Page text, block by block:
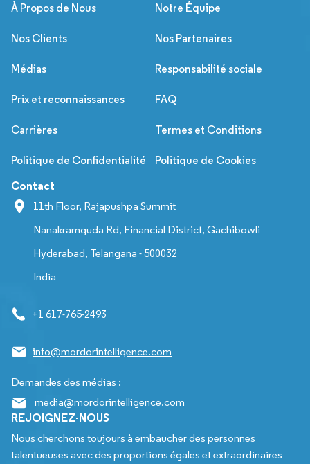
À Propos de Nous
Notre Équipe
Nos Clients Nos Partenaires
Médias Responsabilité sociale
Prix et reconnaissances FAQ
Carrières Termes et Conditions
Politique de Confidentialité Politique de Cookies
Contact
11th Floor, Rajapushpa Summit
Nanakramguda Rd, Financial District, Gachibowli
Hyderabad, Telangana - 500032
India
+1 617-765-2493
info@mordorintelligence.com
Demandes des médias :
media@mordorintelligence.com
REJOIGNEZ-NOUS
Nous cherchons toujours à embaucher des personnes
talentueuses avec des proportions égales et extraordinaires